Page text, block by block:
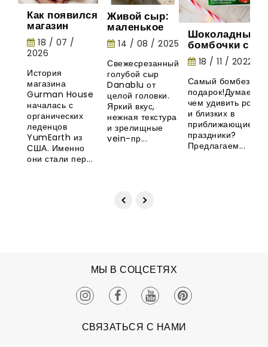
Как появился
магазин
Gurman
House:
история
органических
леденцов
YumEarth
18 / 07 /
2026
История
магазина
Gurman House
началась с
органических
леденцов
YumEarth из
США. Именно
они стали пер...
Живой сыр:
маленькое
шоу природы
14 / 08 / 2025
Свежесрезанный
голубой сыр
Danablu от
целой головки.
Яркий вкус,
нежная текстура
и зрелищные
vein-пр...
Шоколадные
бомбочки с
маршмеллоу -
необычная
новинка из
18 / 11 / 2022
Самый бомбезный
подарок!Думаете,
чем удивить
и близких в
приближающиеся
праздники?
Предлагаем...
МЫ В СОЦСЕТЯХ
СВЯЗАТЬСЯ С НАМИ